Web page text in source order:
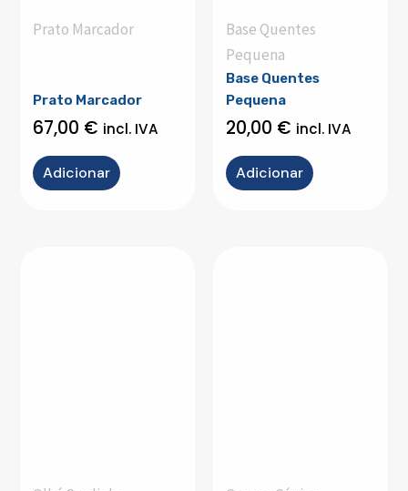
Prato Marcador
Prato Marcador
67,00 € incl. IVA
Adicionar
Base Quentes
Pequena
Base Quentes
Pequena
20,00 € incl. IVA
Adicionar